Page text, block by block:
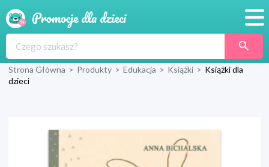
Produkty
Blog
Wyprawka
Strona Główna > Produkty > Edukacja > Książki > Książki dla
dzieci